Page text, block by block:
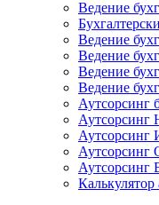
Ведение
Ведение
Ведение
Ведение
Ведение
Аутсорсинг
Аутсорсинг
Аутсорсинг
Калькулятор